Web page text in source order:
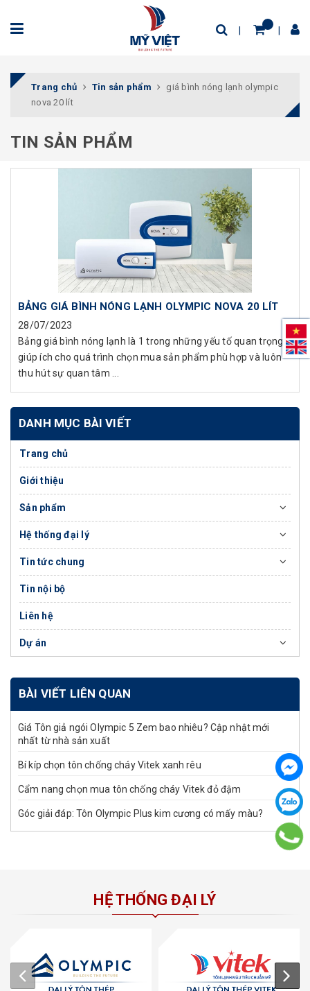
Trang chủ Tin sản phẩm
giá bình nóng lạnh olympic
nova 20 lít
TIN SẢN PHẨM
BẢNG GIÁ BÌNH NÓNG LẠNH OLYMPIC NOVA 20 LÍT
28/07/2023
Bảng giá bình nóng lạnh là 1 trong những yếu tố quan trọng,
giúp ích cho quá trình chọn mua sản phẩm phù hợp và luôn
thu hút sự quan tâm ...
DANH MỤC BÀI VIẾT
Trang chủ
Giới thiệu
Sản phẩm
Hệ thống đại lý
Tin tức chung
Tin nội bộ
Liên hệ
Dự án
BÀI VIẾT LIÊN QUAN
Giá Tôn giả ngói Olympic 5 Zem bao nhiêu? Cập nhật mới
nhất từ nhà sản xuất
Bí kíp chọn tôn chống cháy Vitek xanh rêu
Cẩm nang chọn mua tôn chống cháy Vitek đỏ đậm
Góc giải đáp: Tôn Olympic Plus kim cương có mấy màu?
HỆ THỐNG ĐẠI LÝ